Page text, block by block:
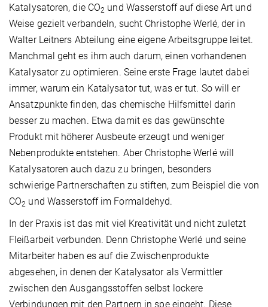
Katalysatoren, die CO2 und Wasserstoff auf diese Art und
Weise gezielt verbandeln, sucht Christophe Werlé, der in
Walter Leitners Abteilung eine eigene Arbeitsgruppe leitet.
Manchmal geht es ihm auch darum, einen vorhandenen
Katalysator zu optimieren. Seine erste Frage lautet dabei
immer, warum ein Katalysator tut, was er tut. So will er
Ansatzpunkte finden, das chemische Hilfsmittel darin
besser zu machen. Etwa damit es das gewünschte
Produkt mit höherer Ausbeute erzeugt und weniger
Nebenprodukte entstehen. Aber Christophe Werlé will
Katalysatoren auch dazu zu bringen, besonders
schwierige Partnerschaften zu stiften, zum Beispiel die von
CO2 und Wasserstoff im Formaldehyd.
In der Praxis ist das mit viel Kreativität und nicht zuletzt
Fleißarbeit verbunden. Denn Christophe Werlé und seine
Mitarbeiter haben es auf die Zwischenprodukte
abgesehen, in denen der Katalysator als Vermittler
zwischen den Ausgangsstoffen selbst lockere
Verbindungen mit den Partnern in spe eingeht. Diese